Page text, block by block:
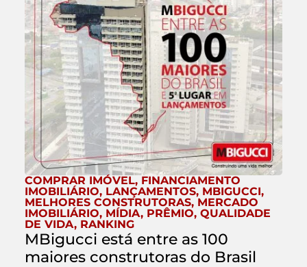
COMPRAR IMÓVEL, FINANCIAMENTO
IMOBILIÁRIO, LANÇAMENTOS, MBIGUCCI,
MELHORES CONSTRUTORAS, MERCADO
IMOBILIÁRIO, MÍDIA, PRÊMIO, QUALIDADE
DE VIDA, RANKING
MBigucci está entre as 100
maiores construtoras do Brasil